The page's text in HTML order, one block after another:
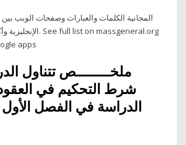
apps
شرط التحكيم في
الدراسة في الفصل